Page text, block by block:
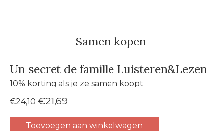
Samen kopen
Un secret de famille Luisteren&Lezen
10% korting als je ze samen koopt
€24,10€21,69
Toevoegen aan winkelwagen